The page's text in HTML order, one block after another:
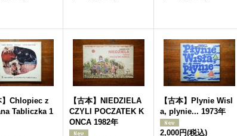
】Chlopiec z
Tabliczka 1
【古本】NIEDZIELA
CZYLI POCZATEK K
ONCA 1982年
【古本】Plynie Wisl
a, plynie... 1973年
2,000円(税込)